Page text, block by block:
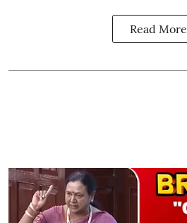
Read More